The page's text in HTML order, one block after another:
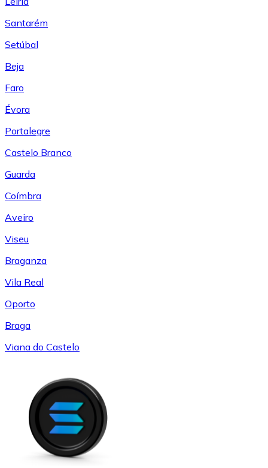
Santarém
Setúbal
Beja
Faro
Évora
Portalegre
Castelo Branco
Guarda
Coímbra
Aveiro
Viseu
Braganza
Vila Real
Oporto
Braga
Viana do Castelo